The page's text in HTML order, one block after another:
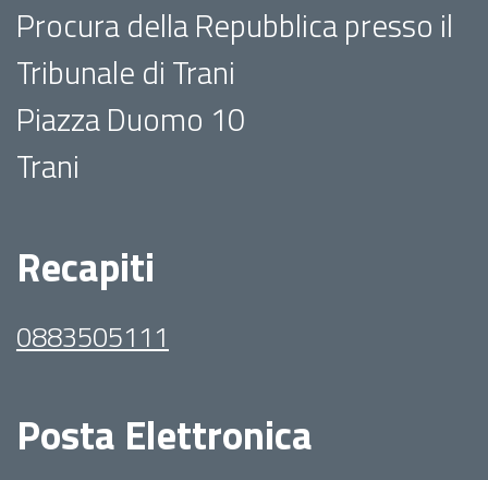
Procura della Repubblica presso il
Tribunale di Trani
Piazza Duomo 10
Trani
Recapiti
0883505111
Posta Elettronica